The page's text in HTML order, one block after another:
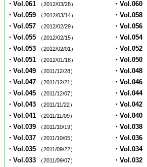
・Vol.061 （2012/03/28） ・Vol.060
・Vol.059 （2012/03/14） ・Vol.058
・Vol.057 （2012/02/29） ・Vol.056
・Vol.055 （2012/02/15） ・Vol.054
・Vol.053 （2012/02/01） ・Vol.052
・Vol.051 （2012/01/18） ・Vol.050
・Vol.049 （2011/12/28） ・Vol.048
・Vol.047 （2011/12/21） ・Vol.046
・Vol.045 （2011/12/07） ・Vol.044
・Vol.043 （2011/11/22） ・Vol.042
・Vol.041 （2011/11/09） ・Vol.040
・Vol.039 （2011/10/19） ・Vol.038
・Vol.037 （2011/10/05） ・Vol.036
・Vol.035 （2011/09/22） ・Vol.034
・Vol.033 （2011/09/07） ・Vol.032